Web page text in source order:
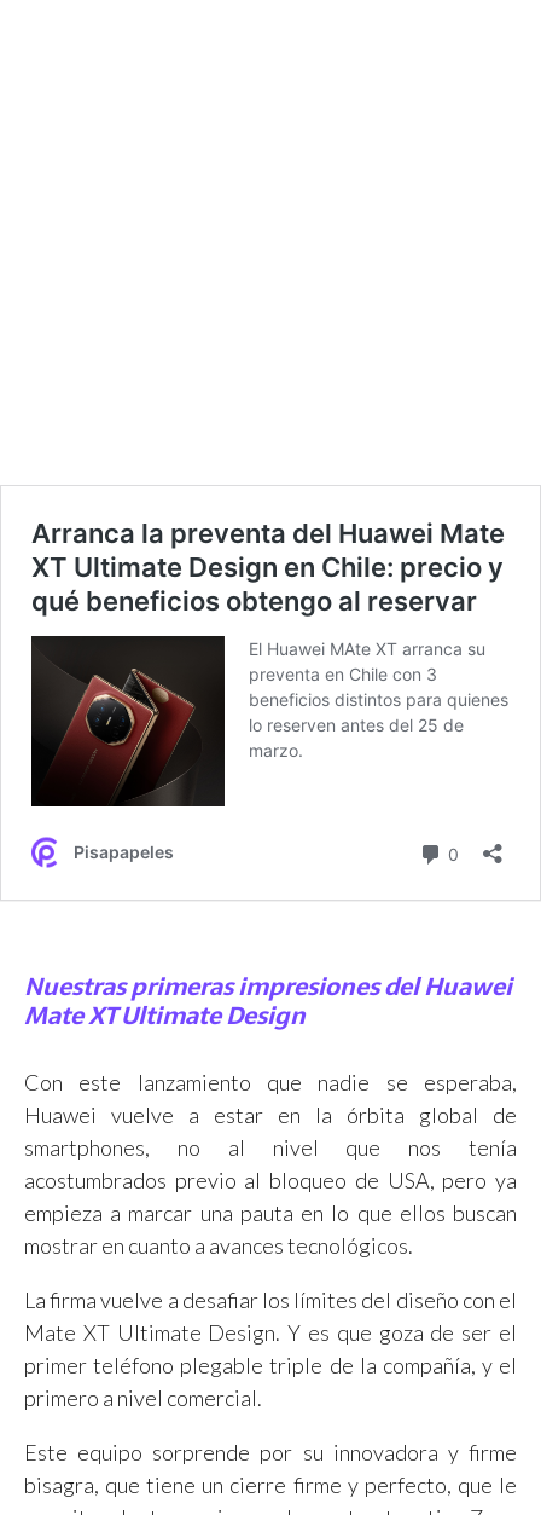
Nuestras primeras impresiones del Huawei
Mate XT Ultimate Design
Con este lanzamiento que nadie se esperaba,
Huawei vuelve a estar en la órbita global de
smartphones, no al nivel que nos tenía
acostumbrados previo al bloqueo de USA, pero ya
empieza a marcar una pauta en lo que ellos buscan
mostrar en cuanto a avances tecnológicos.
La firma vuelve a desafiar los límites del diseño con el
Mate XT Ultimate Design. Y es que goza de ser el
primer teléfono plegable triple de la compañía, y el
primero a nivel comercial.
Este equipo sorprende por su innovadora y firme
bisagra, que tiene un cierre firme y perfecto, que le